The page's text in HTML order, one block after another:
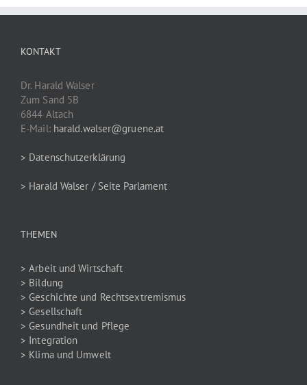
KONTAKT
Dr. Harald Walser
Zum Sand 5B
6844 Altach
E-Mail: harald.walser@gruene.at
> Datenschutzerklärung
> Harald Walser / Seite Parlament
THEMEN
> Arbeit und Wirtschaft
> Bildung
> Geschichte und Rechtsextremismus
> Gesellschaft
> Gesundheit und Pflege
> Integration
> Klima und Umwelt